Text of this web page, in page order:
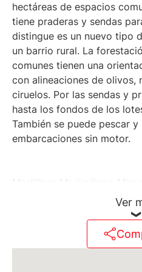
hectáreas de espacios
tiene praderas y sendas
distingue es un nuevo tipo
un barrio rural. La
comunes tienen una
con alineaciones de olivos,
ciruelos. Por las sendas y
hasta los fondos de los
También se puede pescar
embarcaciones sin motor.
Martillero Maximiliano
Matrícula CMCPSI N° 6886
Av. Libertador 4189 - La
Ver